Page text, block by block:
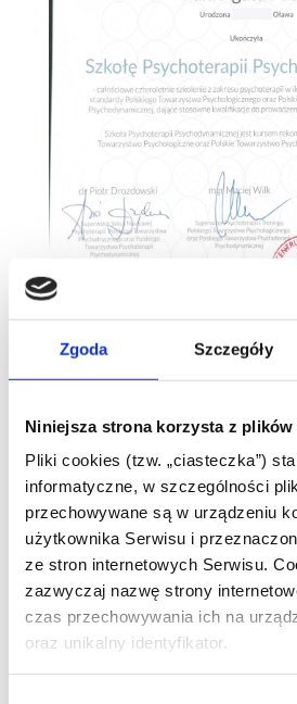
Zgoda Szczegóły
Niniejsza strona korzysta z plików
Pliki cookies (tzw. „ciasteczka”)
informatyczne, w szczególności
przechowywane są w urządzeniu
użytkownika Serwisu i
ze stron internetowych Serwisu.
zazwyczaj nazwę strony
czas przechowywania ich na
oraz unikalny identyfikator.